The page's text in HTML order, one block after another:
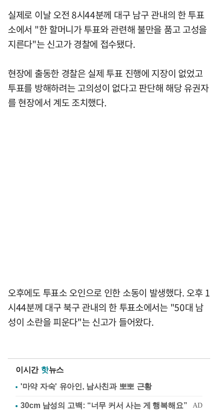
실제로 이날 오전 8시44분께 대구 남구 관내의 한 투표
소에서 "한 할머니가 투표와 관련해 불만을 품고 고성을
지른다"는 신고가 경찰에 접수됐다.
현장에 출동한 경찰은 실제 투표 진행에 지장이 없었고
투표를 방해하려는 고의성이 없다고 판단해 해당 유권자
를 현장에서 계도 조치했다.
오후에도 투표소 오인으로 인한 소동이 발생했다. 오후 1
시44분께 대구 북구 관내의 한 투표소에서는 "50대 남
성이 소란을 피운다"는 신고가 들어왔다.
이시간 핫뉴스
'마약 자숙' 유아인, 남사친과 뽀뽀 근황